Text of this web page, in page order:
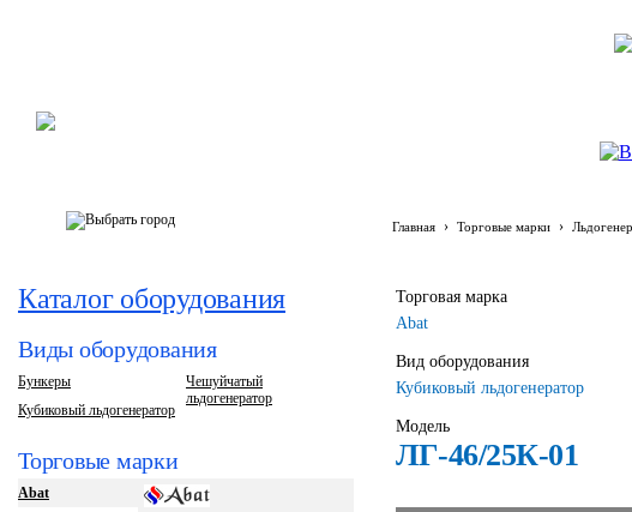
Главная › Торговые марки ›
Каталог оборудования
Виды оборудования
Бункеры
Кубиковый льдогенератор
Чешуйчатый
льдогенератор
Торговые марки
Abat
Торговая марка
Abat
Вид оборудования
Кубиковый льдогенератор
Модель
ЛГ-46/25К-01